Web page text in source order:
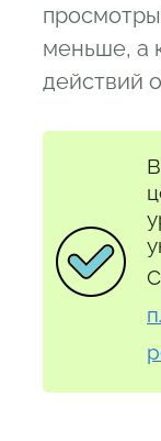
меньше, а
действий